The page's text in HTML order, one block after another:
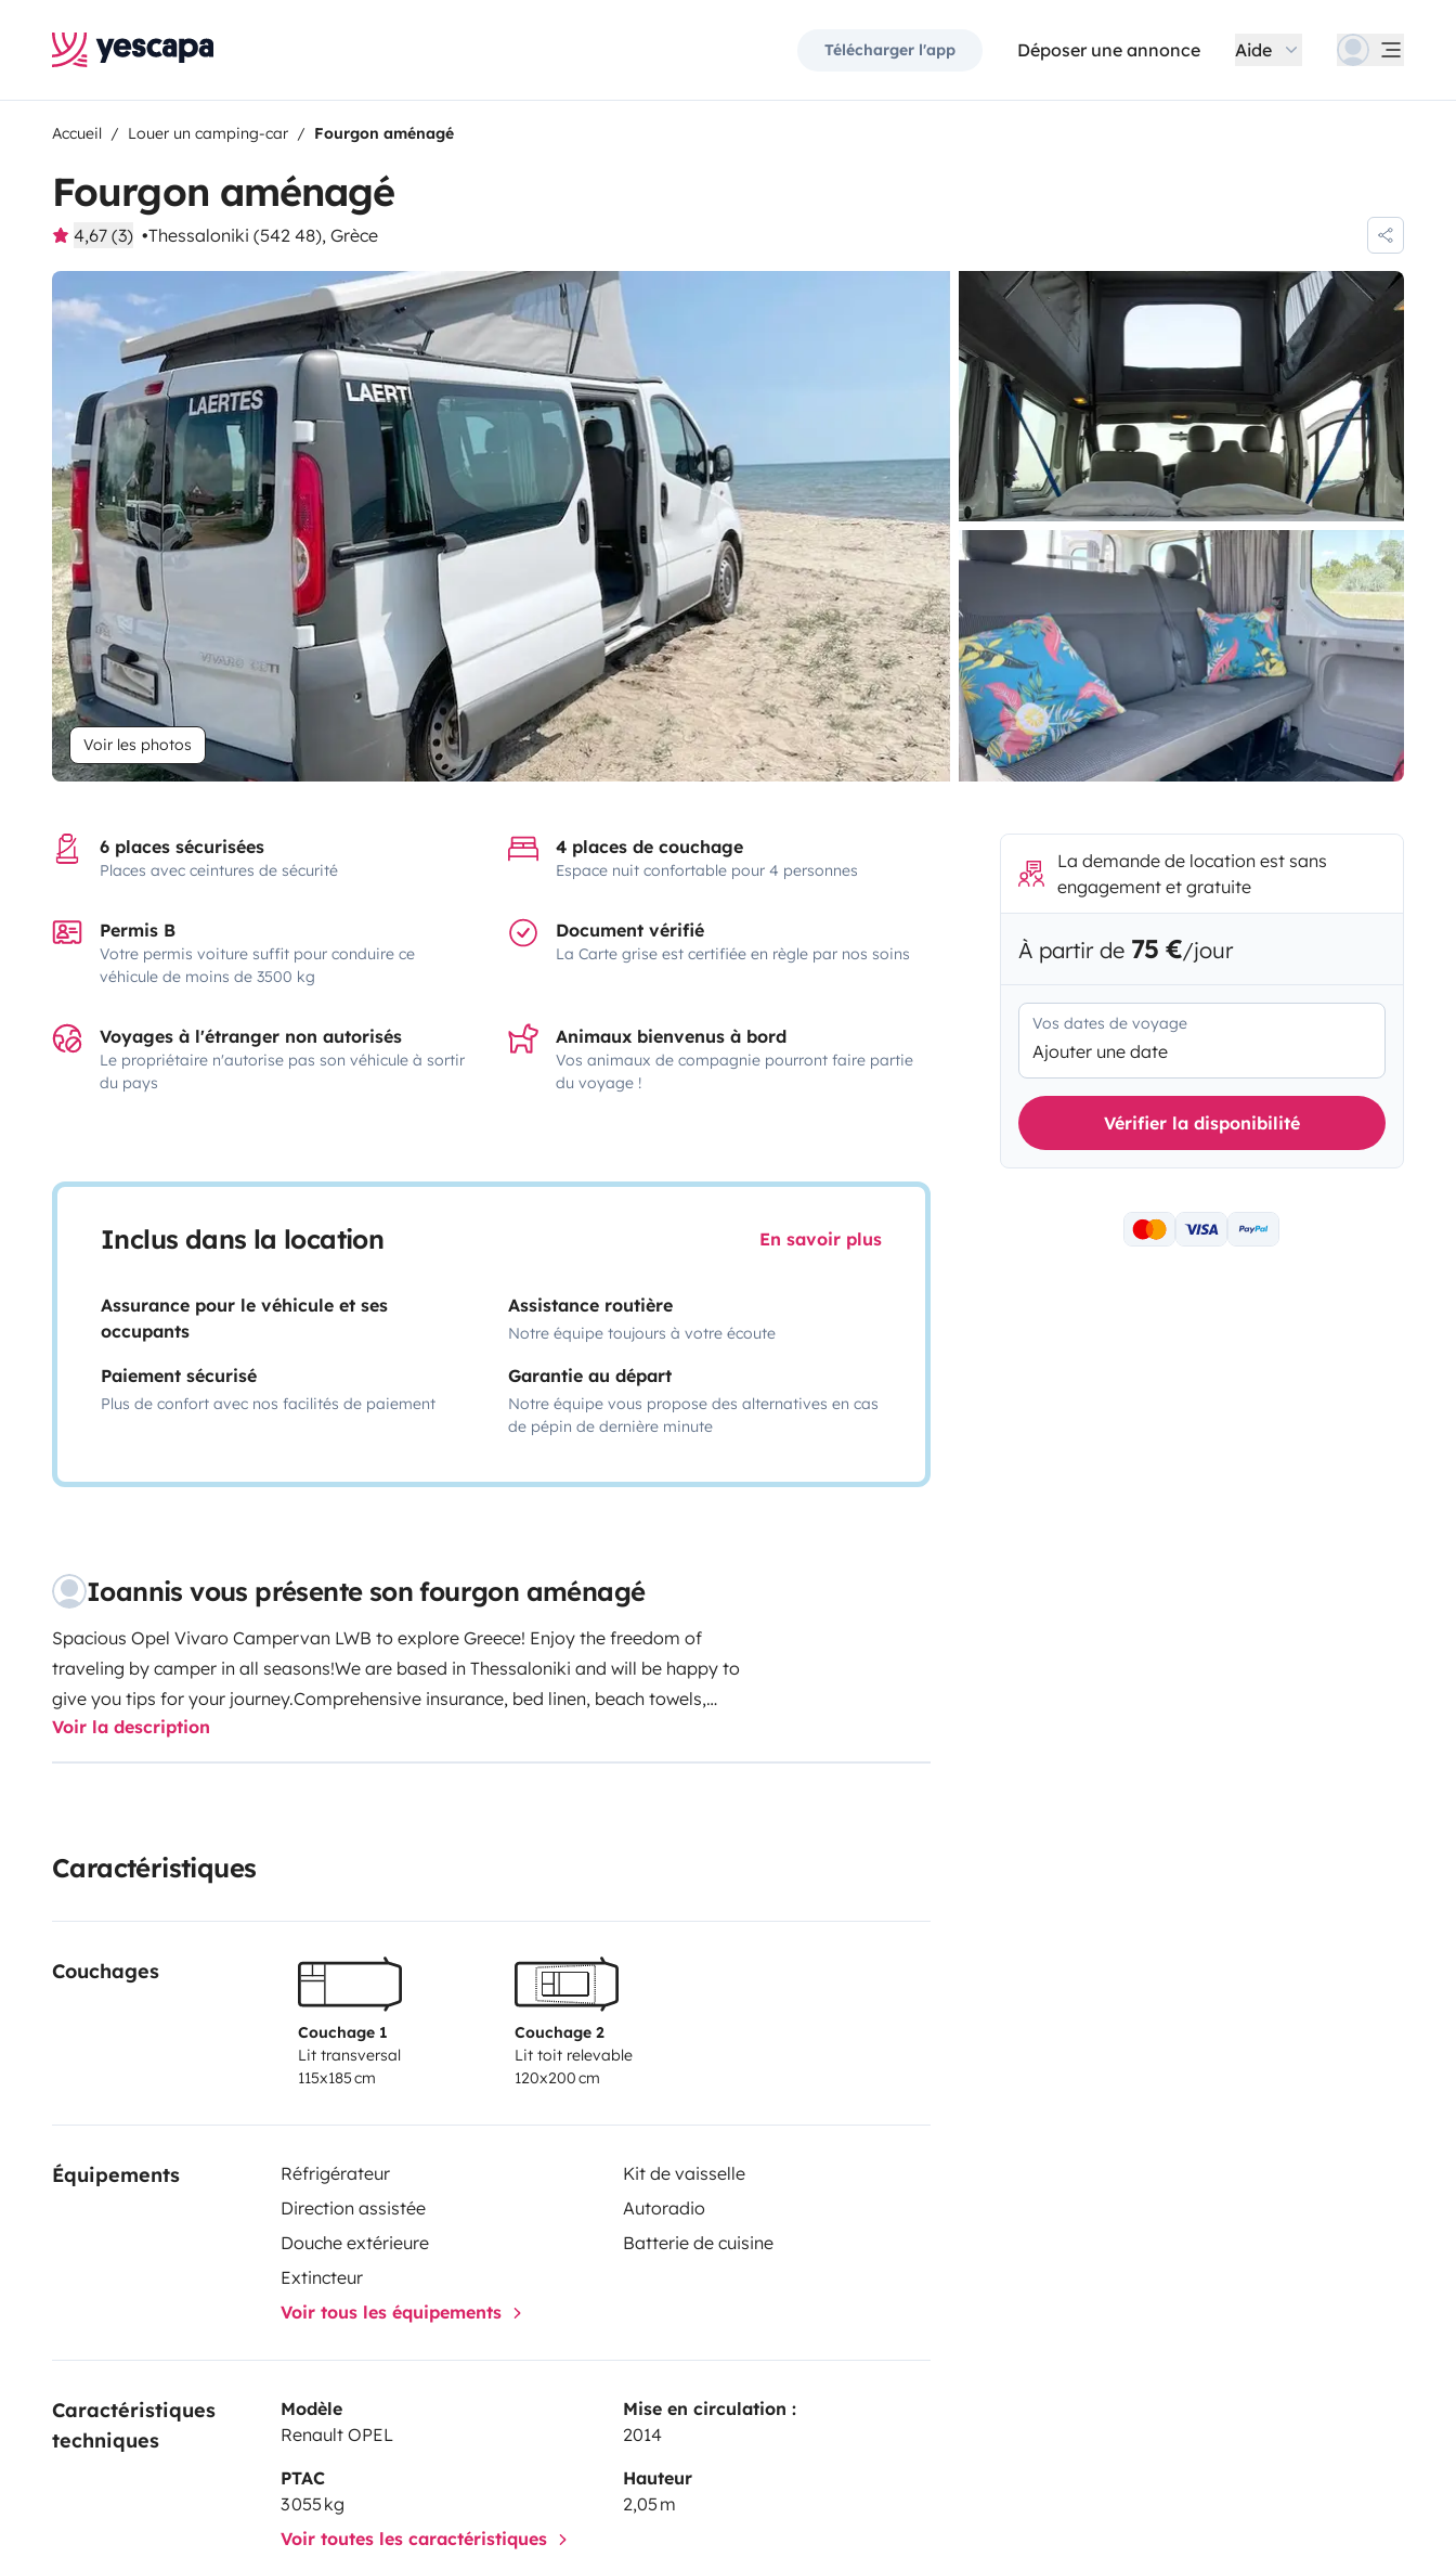
Télécharger l'app Déposer une annonce Aide
Accueil Louer un camping-car Fourgon aménagé
Fourgon aménagé
4,67 (3) Thessaloniki (542 48), Grèce
Voir les photos
6 places sécurisées
Places avec ceintures de sécurité
4 places de couchage
Espace nuit confortable pour 4 personnes
Permis B
Votre permis voiture suffit pour conduire ce
véhicule de moins de 3500 kg
Document vérifié
La Carte grise est certifiée en règle par nos soins
Voyages à l'étranger non autorisés
Le propriétaire n'autorise pas son véhicule à sortir
du pays
Animaux bienvenus à bord
Vos animaux de compagnie pourront faire partie
du voyage !
Inclus dans la location En savoir plus
Assurance pour le véhicule et ses
occupants
Assistance routière
Notre équipe toujours à votre écoute
Paiement sécurisé
Plus de confort avec nos facilités de paiement
Garantie au départ
Notre équipe vous propose des alternatives en cas
de pépin de dernière minute
Ioannis vous présente son fourgon aménagé
Spacious Opel Vivaro Campervan LWB to explore Greece! Enjoy the freedom of
traveling by camper in all seasons!We are based in Thessaloniki and will be happy to
give you tips for your journey.Comprehensive insurance, bed linen, beach towels,
sleeping bags, outdoor chairs & table, portable gas hob and 2 gas cartridges are
included.Book your adventure!Registration no.: 145635706000EOT: 0933E81000178801
Voir la description
Caractéristiques
Couchages
Couchage 1
Lit transversal
115x185 cm
Couchage 2
Lit toit relevable
120x200 cm
Équipements Réfrigérateur
Kit de vaisselle
Direction assistée
Autoradio
Douche extérieure
Batterie de cuisine
Extincteur
Voir tous les équipements
Caractéristiques
techniques
Modèle
Renault OPEL
Mise en circulation :
2014
PTAC
3 055 kg
Hauteur
2,05 m
Voir toutes les caractéristiques
La demande de location est sans
engagement et gratuite
À partir de 75 €/jour
Vos dates de voyage
Ajouter une date
Vérifier la disponibilité